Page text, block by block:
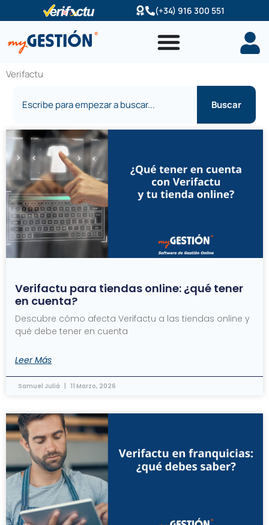
al
contenido
(+34) 916 300 551
Verifactu
Buscar
Verifactu para tiendas online: ¿qué tener
en cuenta?
Descubre cómo afecta Verifactu a las tiendas online y
qué debe tener en cuenta
Leer Más
Samuel Juliá 11 Marzo, 2026